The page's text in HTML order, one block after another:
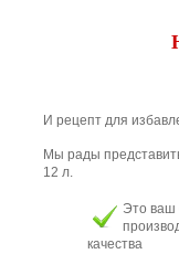
И рецепт для
Мы рады
12 л.
Это ваш
качества